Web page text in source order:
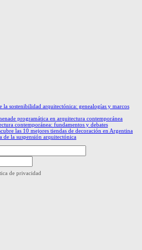
la sostenibilidad arquitectónica: genealogías y marcos
programática en arquitectura contemporánea
contemporánea: fundamentos y debates
las 10 mejores tiendas de decoración en Argentina
de la suspensión arquitectónica
de privacidad